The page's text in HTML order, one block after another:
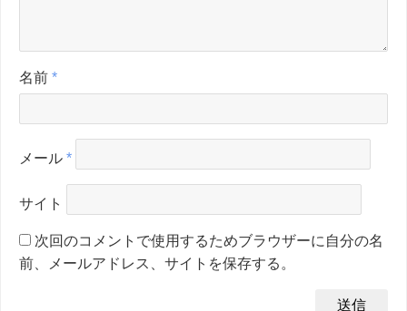
名前 *
メール *
サイト
次回のコメントで使用するためブラウザーに自分の名
前、メールアドレス、サイトを保存する。